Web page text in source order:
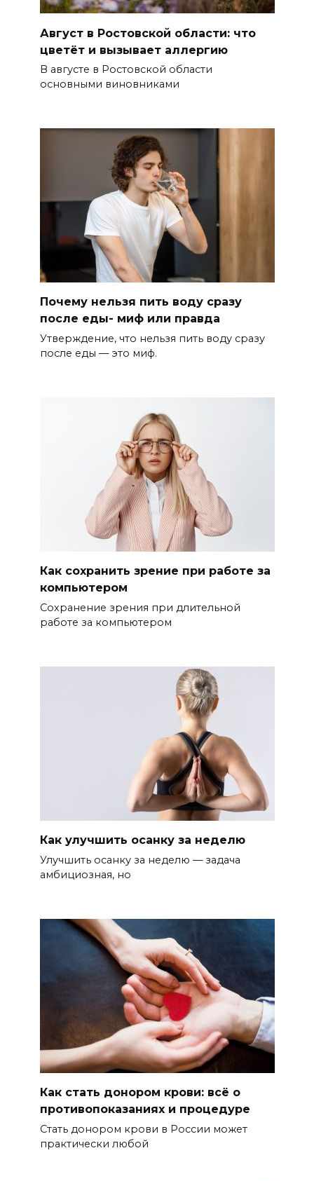
Август в Ростовской области: что
цветёт и вызывает аллергию
В августе в Ростовской области
основными виновниками
Почему нельзя пить воду сразу
после еды- миф или правда
Утверждение, что нельзя пить воду сразу
после еды — это миф.
Как сохранить зрение при работе за
компьютером
Сохранение зрения при длительной
работе за компьютером
Как улучшить осанку за неделю
Улучшить осанку за неделю — задача
амбициозная, но
Как стать донором крови: всё о
противопоказаниях и процедуре
Стать донором крови в России может
практически любой